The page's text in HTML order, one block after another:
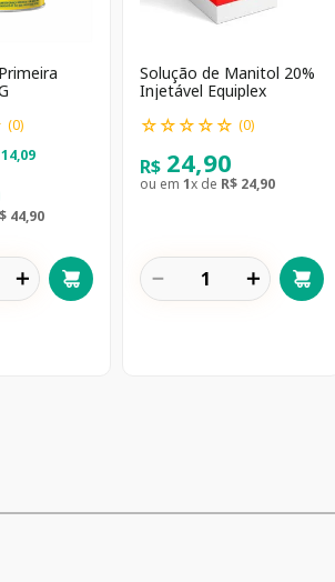
(0)
14,09
44,90
＋
Solução de Manitol 20%
Injetável Equiplex
☆☆☆☆☆ (0)
R$ 24,90
ou em 1x de R$ 24,90
＋
－